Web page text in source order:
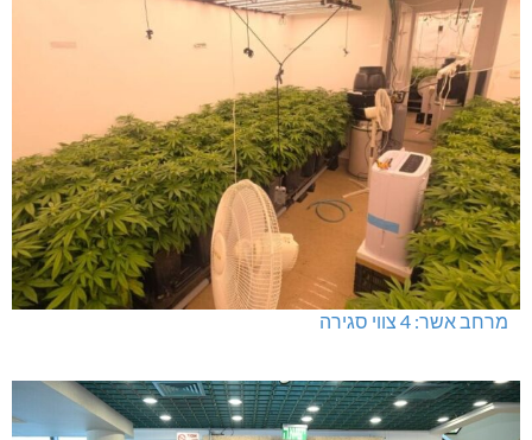
מרחב אשר: 4 צווי סגירה